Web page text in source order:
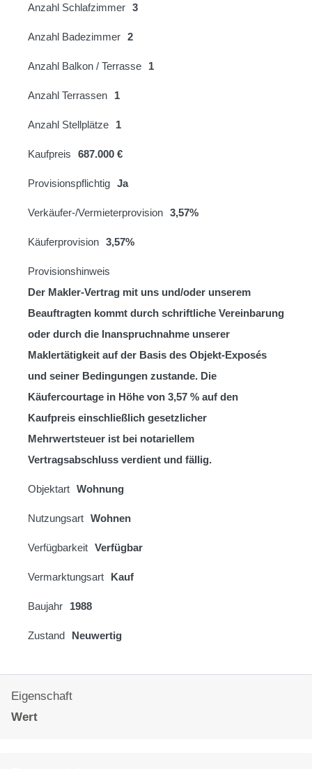
Anzahl Schlafzimmer 3
Anzahl Badezimmer 2
Anzahl Balkon / Terrasse 1
Anzahl Terrassen 1
Anzahl Stellplätze 1
Kaufpreis 687.000 €
Provisionspflichtig Ja
Verkäufer-/Vermieterprovision 3,57%
Käuferprovision 3,57%
Provisionshinweis
Der Makler-Vertrag mit uns und/oder unserem
Beauftragten kommt durch schriftliche Vereinbarung
oder durch die Inanspruchnahme unserer
Maklertätigkeit auf der Basis des Objekt-Exposés
und seiner Bedingungen zustande. Die
Käufercourtage in Höhe von 3,57 % auf den
Kaufpreis einschließlich gesetzlicher
Mehrwertsteuer ist bei notariellem
Vertragsabschluss verdient und fällig.
Objektart Wohnung
Nutzungsart Wohnen
Verfügbarkeit Verfügbar
Vermarktungsart Kauf
Baujahr 1988
Zustand Neuwertig
Eigenschaft
Wert